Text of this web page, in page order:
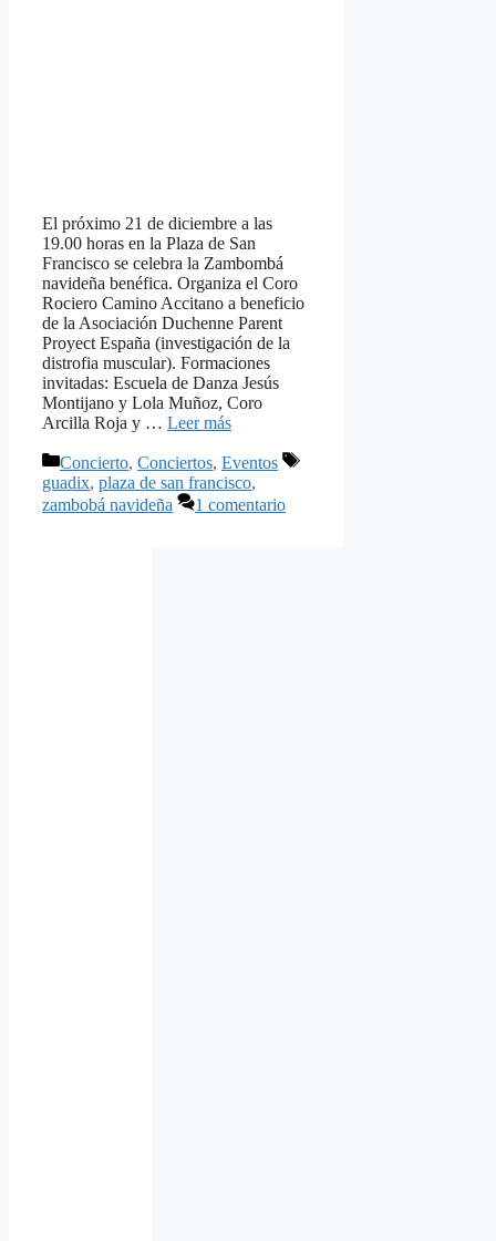
El próximo 21 de diciembre a las
19.00 horas en la Plaza de San
Francisco se celebra la Zambombá
navideña benéfica. Organiza el Coro
Rociero Camino Accitano a beneficio
de la Asociación Duchenne Parent
Proyect España (investigación de la
distrofia muscular). Formaciones
invitadas: Escuela de Danza Jesús
Montijano y Lola Muñoz, Coro
Arcilla Roja y … Leer más
Categorías
Concierto, Conciertos, Eventos
Etiquetas
guadix, plaza de san francisco,
zambobá navideña
1 comentario